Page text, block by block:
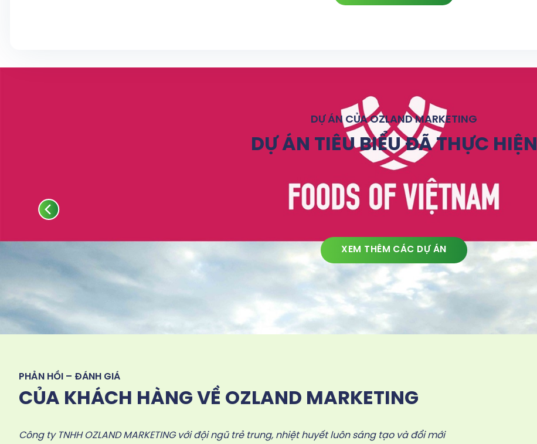
DỰ ÁN CỦA OZLAND MARKETING
DỰ ÁN TIÊU BIỂU ĐÃ THỰC HIỆN
XEM THÊM CÁC DỰ ÁN
PHẢN HỒI – ĐÁNH GIÁ
CỦA KHÁCH HÀNG VỀ OZLAND MARKETING
Công ty TNHH OZLAND MARKETING với đội ngũ trẻ trung, nhiệt huyết luôn sáng tạo và đổi mới